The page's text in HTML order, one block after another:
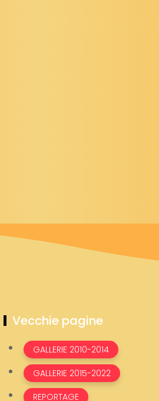
Vecchie pagine
GALLERIE 2010-2014
GALLERIE 2015-2022
REPORTAGE